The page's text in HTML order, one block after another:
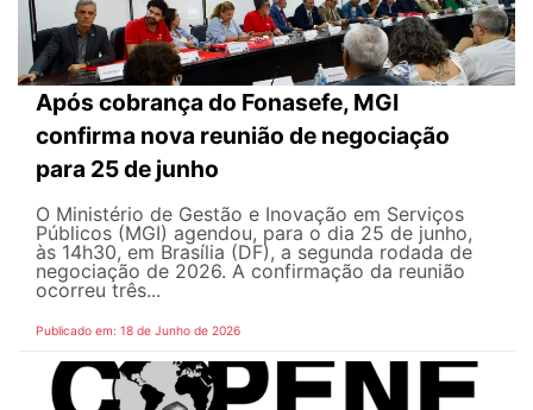
Após cobrança do Fonasefe, MGI
confirma nova reunião de negociação
para 25 de junho
O Ministério de Gestão e Inovação em Serviços
Públicos (MGI) agendou, para o dia 25 de junho,
às 14h30, em Brasília (DF), a segunda rodada de
negociação de 2026. A confirmação da reunião
ocorreu três...
Publicado em: 18 de Junho de 2026